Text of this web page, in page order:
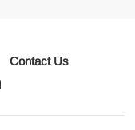
Contact Us